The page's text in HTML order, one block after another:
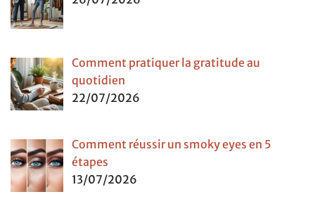
Comment pratiquer la gratitude au
quotidien
22/07/2026
Comment réussir un smoky eyes en 5
étapes
13/07/2026